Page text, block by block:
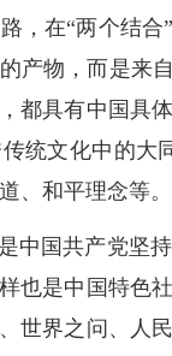
，在“两个结合
产物，而是来
都具有中国具
统文化中的大
、和平理念等。
中国共产党坚
也是中国特色
世界之问、人